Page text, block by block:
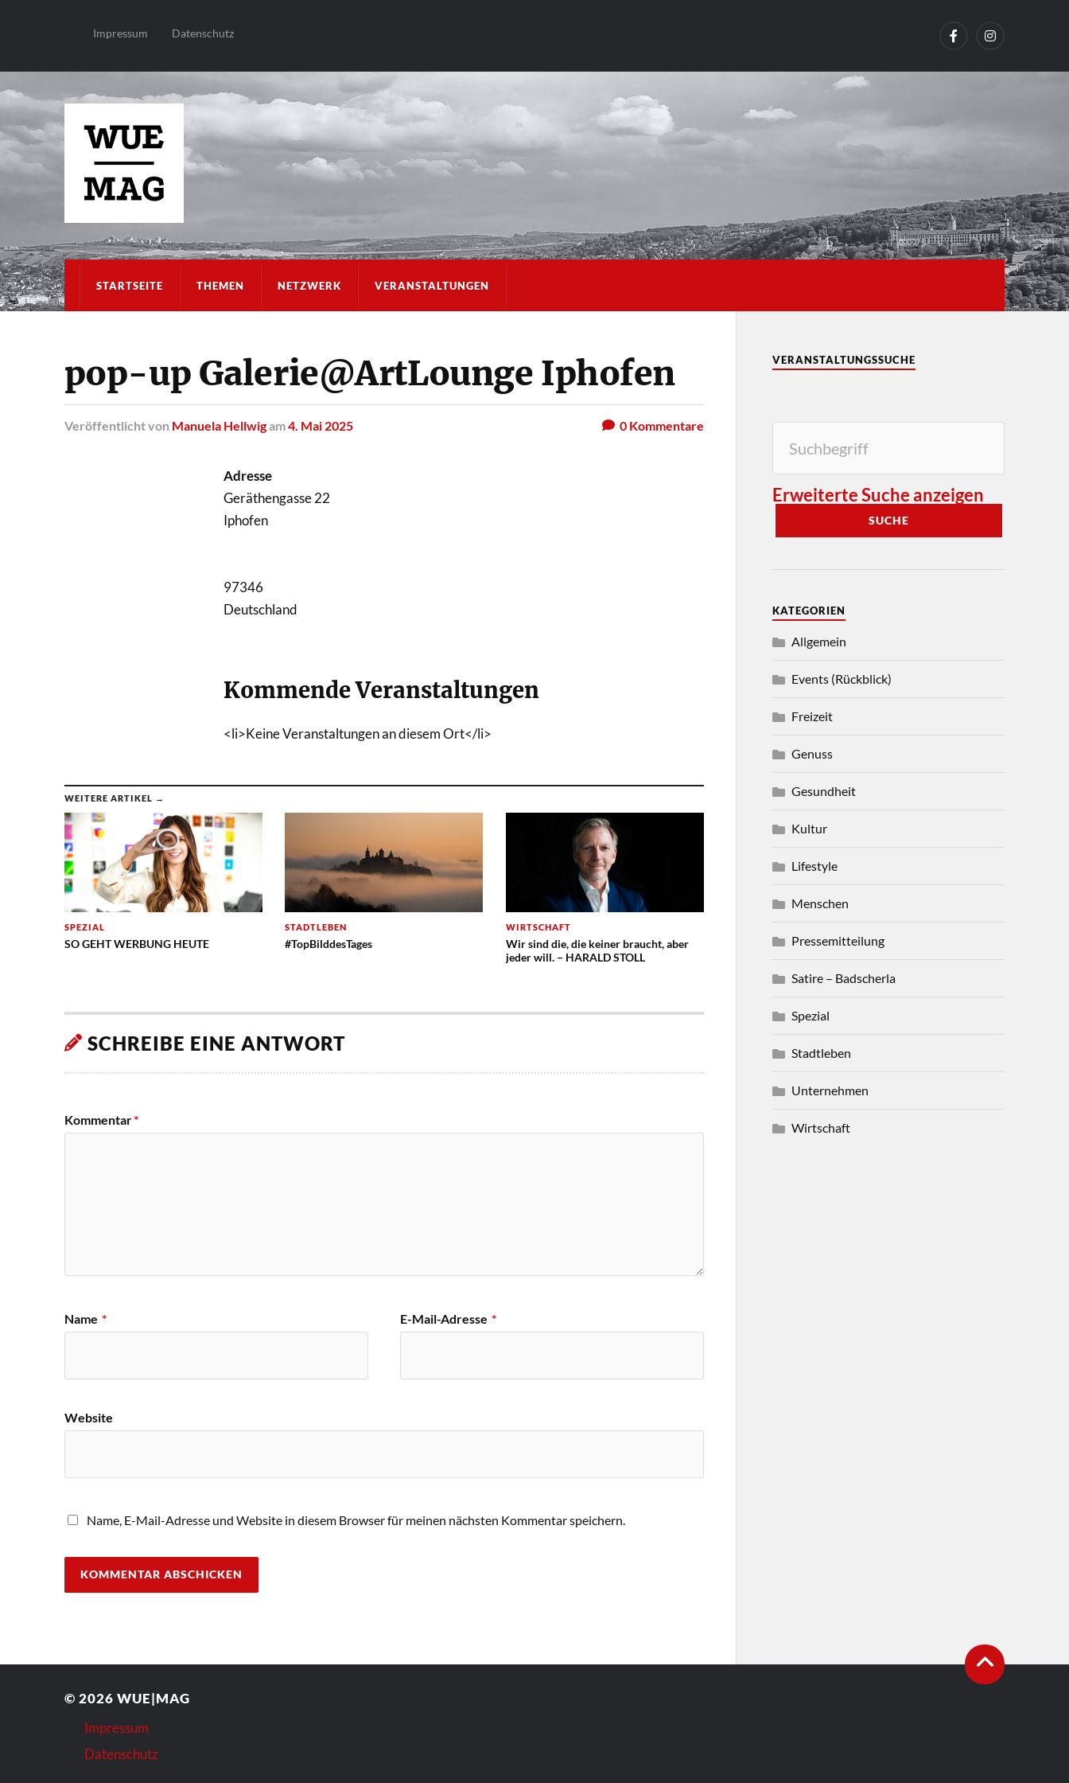
Impressum Datenschutz
STARTSEITE THEMEN NETZWERK VERANSTALTUNGEN
pop-up Galerie@ArtLounge Iphofen
Veröffentlichtvon Manuela Hellwigam4. Mai 2025 0Kommentare
Adresse
Geräthengasse 22
Iphofen
97346
Deutschland
Kommende Veranstaltungen
<li>Keine Veranstaltungen an diesem Ort</li>
WEITERE ARTIKEL →
SPEZIAL
SO GEHT WERBUNG HEUTE
STADTLEBEN
#TopBilddesTages
WIRTSCHAFT
Wir sind die, die keiner braucht, aber
jeder will. – HARALD STOLL
SCHREIBE EINE ANTWORT
Kommentar*
Name * E-Mail-Adresse *
Website
Name, E-Mail-Adresse und Website in diesem Browser für meinen nächsten Kommentar speichern.
VERANSTALTUNGSSUCHE
Erweiterte Suche anzeigen
SUCHE
KATEGORIEN
Allgemein
Events (Rückblick)
Freizeit
Genuss
Gesundheit
Kultur
Lifestyle
Menschen
Pressemitteilung
Satire – Badscherla
Spezial
Stadtleben
Unternehmen
Wirtschaft
© 2026 WUE|MAG
Impressum
Datenschutz